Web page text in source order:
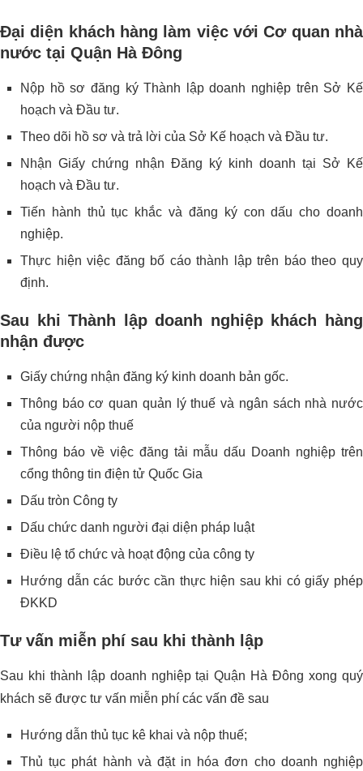
Đại diện khách hàng làm việc với Cơ quan nhà
nước tại Quận Hà Đông
Nộp hồ sơ đăng ký Thành lập doanh nghiệp trên Sở Kế
hoạch và Đầu tư.
Theo dõi hồ sơ và trả lời của Sở Kế hoạch và Đầu tư.
Nhận Giấy chứng nhận Đăng ký kinh doanh tại Sở Kế
hoạch và Đầu tư.
Tiến hành thủ tục khắc và đăng ký con dấu cho doanh
nghiệp.
Thực hiện việc đăng bố cáo thành lập trên báo theo quy
định.
Sau khi Thành lập doanh nghiệp khách hàng
nhận được
Giấy chứng nhận đăng ký kinh doanh bản gốc.
Thông báo cơ quan quản lý thuế và ngân sách nhà nước
của người nộp thuế
Thông báo về việc đăng tải mẫu dấu Doanh nghiệp trên
cổng thông tin điện tử Quốc Gia
Dấu tròn Công ty
Dấu chức danh người đại diện pháp luật
Điều lệ tổ chức và hoạt động của công ty
Hướng dẫn các bước cần thực hiện sau khi có giấy phép
ĐKKD
Tư vấn miễn phí sau khi thành lập
Sau khi thành lập doanh nghiệp tại Quận Hà Đông xong quý
khách sẽ được tư vấn miễn phí các vấn đề sau
Hướng dẫn thủ tục kê khai và nộp thuế;
Thủ tục phát hành và đặt in hóa đơn cho doanh nghiệp